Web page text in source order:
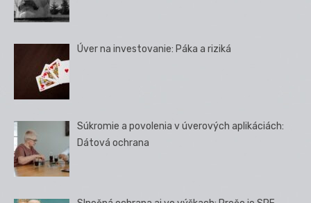
Úver na investovanie: Páka a riziká
Súkromie a povolenia v úverových aplikáciách:
Dátová ochrana